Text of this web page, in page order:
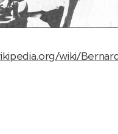
wiki/